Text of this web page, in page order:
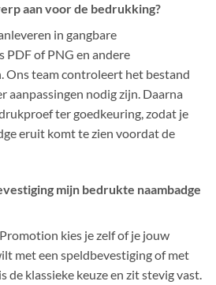
aan voor de bedrukking?
in gangbare
PDF of PNG en andere
Ons team controleert het bestand
aanpassingen nodig zijn. Daarna
ter goedkeuring, zodat je
eruit komt te zien voordat de
mijn bedrukte naambadge
kies je zelf of je jouw
met een speldbevestiging of met
de klassieke keuze en zit stevig vast.